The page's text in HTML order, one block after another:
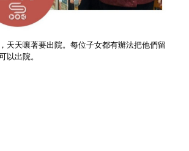
天天嚷著要出院。每位子女都有辦法把他們留
以出院。